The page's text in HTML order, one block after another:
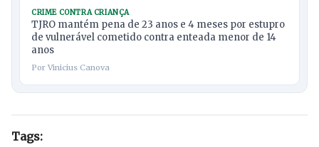
CRIME CONTRA CRIANÇA
TJRO mantém pena de 23 anos e 4 meses por estupro
de vulnerável cometido contra enteada menor de 14
anos
Por Vinicius Canova
Tags: